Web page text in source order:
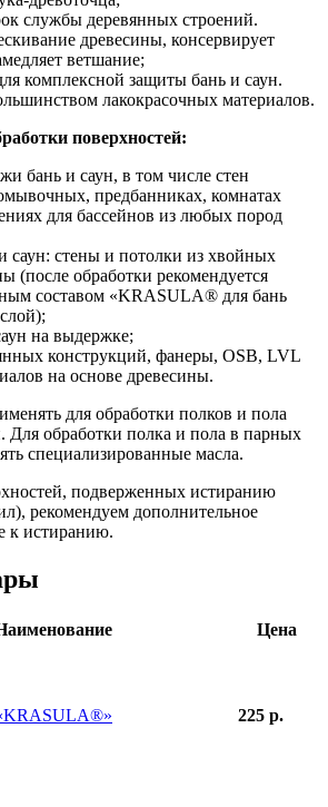
службы деревянных строений.
древесины, консервирует
ветшание;
комплексной защиты бань и саун.
лакокрасочных материалов.
поверхностей:
бань и саун, в том числе стен
предбанниках, комнатах
для бассейнов из любых пород
саун: стены и потолки из хвойных
(после обработки рекомендуется
составом «KRASULA® для бань
на выдержке;
конструкций, фанеры, OSB, LVL
на основе древесины.
для обработки полков и пола
Для обработки полка и пола в парных
специализированные масла.
подверженных истиранию
рекомендуем дополнительное
к истиранию.
Цена
225 р.